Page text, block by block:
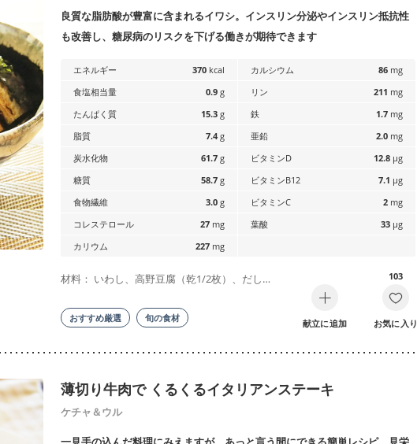
切って焼くだけ
フライパンひとつ
常備食材で
良質な脂肪酸が豊富に含まれるイワシ。インスリン分泌やインスリン抵抗性
も改善し、糖尿病のリスクを下げる働きが期待できます
エネルギー 370 kcal
食塩相当量
0.9 g
たんぱく質
15.3 g
脂質
7.4 g
炭水化物
61.7 g
糖質
58.7 g
食物繊維
3.0 g
コレステロール
27 mg
カリウム
227 mg
カルシウム 86 mg
リン
211 mg
鉄
1.7 mg
亜鉛
2.0 mg
ビタミンD
12.8 µg
ビタミンB12
7.1 µg
ビタミンC
2 mg
葉酸
33 µg
材料： いわし、高野豆腐（乾1/2枚）、だし…
おすすめ厳選 旬の食材 献立に追加
103
お気に入り
薄切り牛肉で くるくるイタリアンステーキ
ケチャ＆ウル